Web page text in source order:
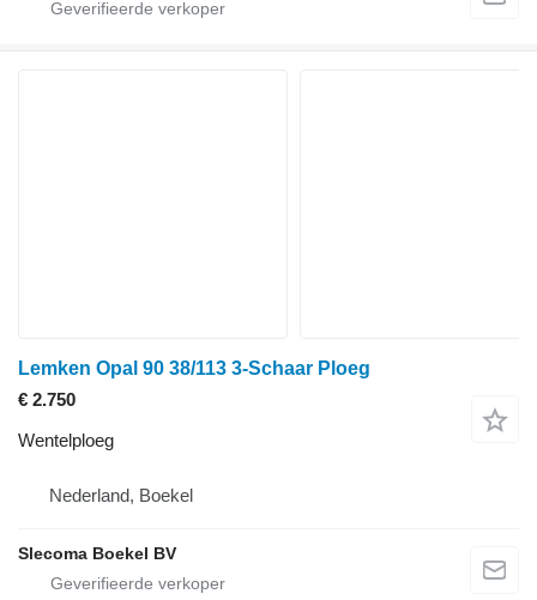
Lemken Opal 90 38/113 3-Schaar Ploeg
€ 2.750
Wentelploeg
Nederland, Boekel
Slecoma Boekel BV